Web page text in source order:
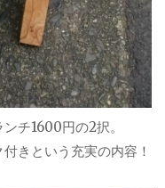
チ1600円の2択。
きという充実の内容！